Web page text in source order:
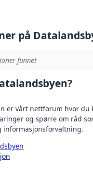
på
funnet
er vårt nettforum hvor du
og spørre om råd
informasjonsforvaltning.